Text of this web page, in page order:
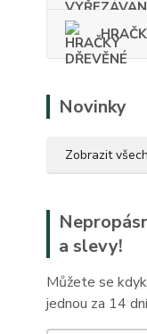
Novinky
Zobrazit
a slevy!
Můžete se
jednou za 14